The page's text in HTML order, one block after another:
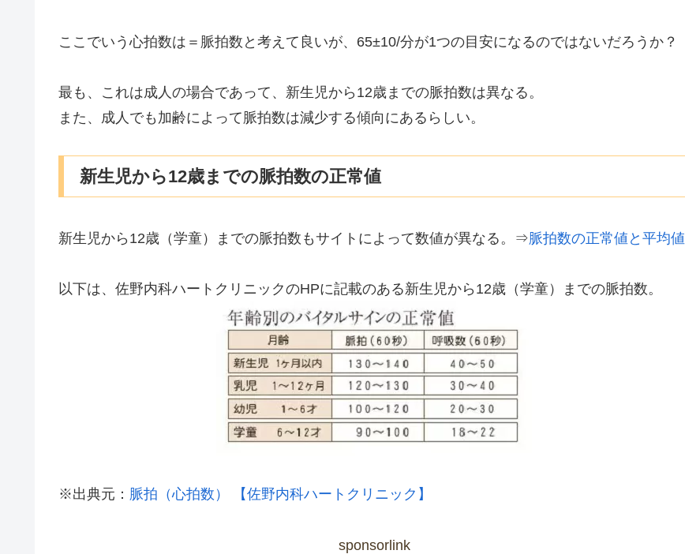
ここでいう心拍数は＝脈拍数と考えて良いが、65±10/分が1つの目安になるのではないだろうか？
最も、これは成人の場合であって、新生児から12歳までの脈拍数は異なる。
また、成人でも加齢によって脈拍数は減少する傾向にあるらしい。
新生児から12歳までの脈拍数の正常値
新生児から12歳（学童）までの脈拍数もサイトによって数値が異なる。⇒脈拍数の正常値と平均値
以下は、佐野内科ハートクリニックのHPに記載のある新生児から12歳（学童）までの脈拍数。
※出典元： 脈拍（心拍数） 【佐野内科ハートクリニック】
sponsorlink